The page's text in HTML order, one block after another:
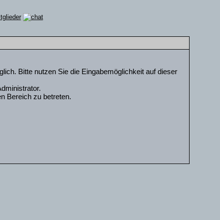
Bitte nutzen Sie die Eingabemöglichkeit auf dieser
Bereich zu betreten.